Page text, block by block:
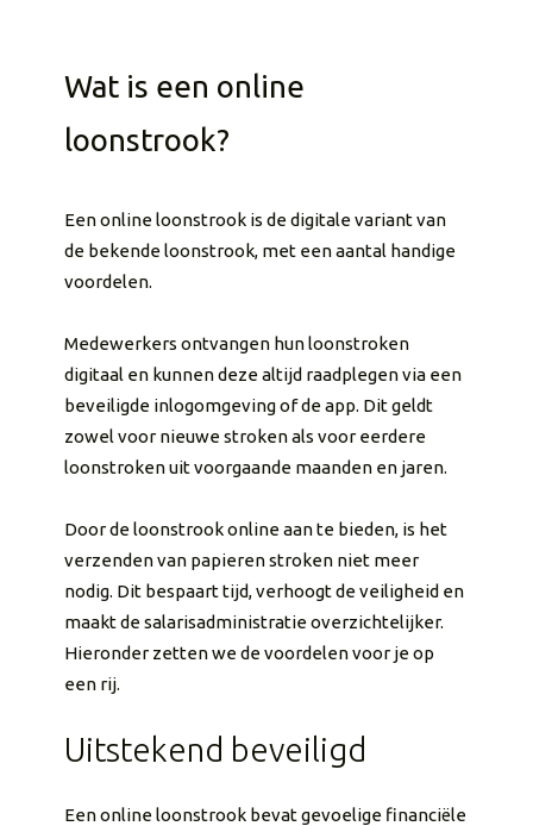
Wat is een online
loonstrook?
Een online loonstrook is de digitale variant van
de bekende loonstrook, met een aantal handige
voordelen.
Medewerkers ontvangen hun loonstroken
digitaal en kunnen deze altijd raadplegen via een
beveiligde inlogomgeving of de app. Dit geldt
zowel voor nieuwe stroken als voor eerdere
loonstroken uit voorgaande maanden en jaren.
Door de loonstrook online aan te bieden, is het
verzenden van papieren stroken niet meer
nodig. Dit bespaart tijd, verhoogt de veiligheid en
maakt de salarisadministratie overzichtelijker.
Hieronder zetten we de voordelen voor je op
een rij.
Uitstekend beveiligd
Een online loonstrook bevat gevoelige financiële